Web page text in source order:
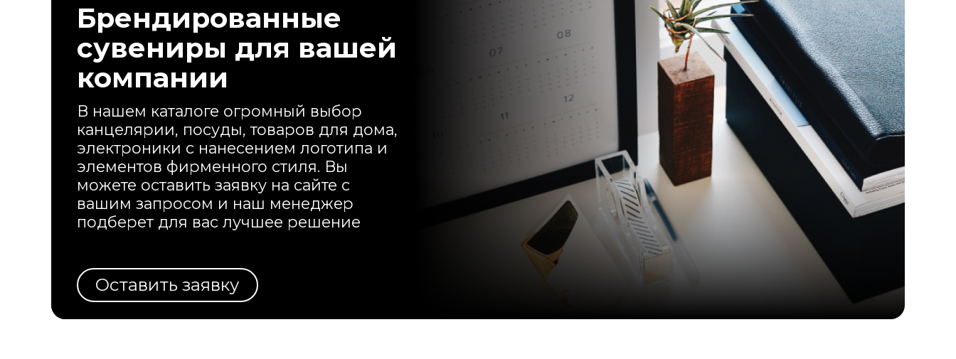
Брендированные
сувениры для вашей
компании
В нашем каталоге огромный выбор
канцелярии, посуды, товаров для дома,
электроники с нанесением логотипа и
элементов фирменного стиля. Вы
можете оставить заявку на сайте с
вашим запросом и наш менеджер
подберет для вас лучшее решение
Оставить заявку